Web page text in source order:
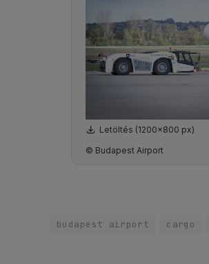
Letöltés (1200x800 px)
© Budapest Airport
budapest airport cargo